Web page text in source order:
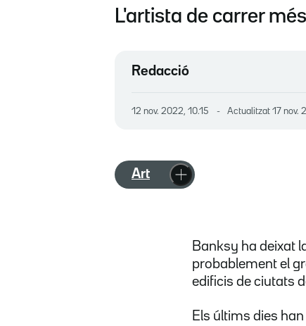
L'artista de carrer
Redacció
12 nov. 2022, 10.15 Actualitzat 17 nov.
Art
Banksy ha deixat
probablement el
edificis de ciutats
Els últims dies